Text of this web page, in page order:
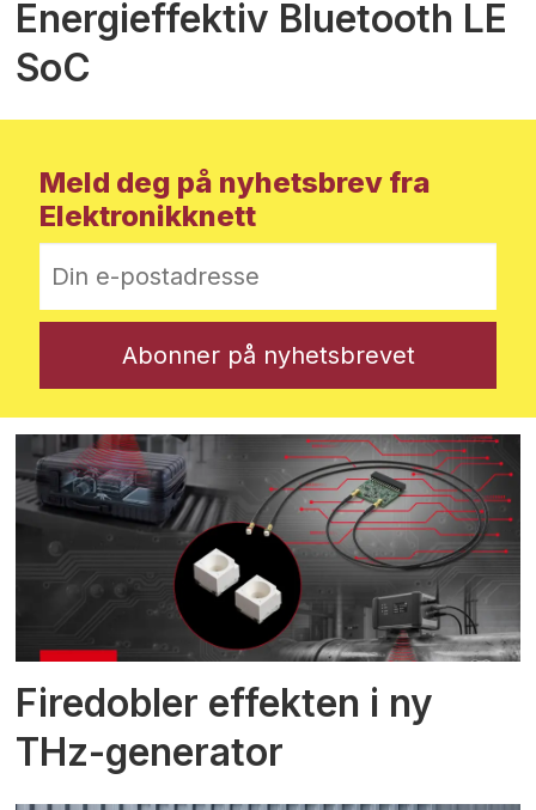
Energieffektiv Bluetooth LE
SoC
Meld deg på nyhetsbrev fra
Elektronikknett
Firedobler effekten i ny
THz-generator